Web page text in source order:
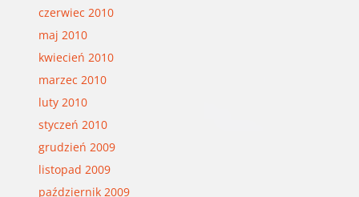
czerwiec 2010
maj 2010
kwiecień 2010
marzec 2010
luty 2010
styczeń 2010
grudzień 2009
listopad 2009
październik 2009